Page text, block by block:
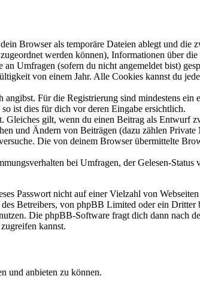
Browser als temporäre Dateien ablegt und die
werden können), Informationen über
Umfragen (sofern du nicht angemeldet bist)
von einem Jahr. Alle Cookies kannst du
Für die Registrierung sind mindestens ein
ist dies für dich vor deren Eingabe ersichtlich.
Gleiches gilt, wenn du einen Beitrag als Entwurf
und Ändern von Beiträgen (dazu zählen
Die von deinem Browser übermittelte
bei Umfragen, der Gelesen-Status
Passwort nicht auf einer Vielzahl von
Betreibers, von phpBB Limited oder ein Dritter
Die phpBB-Software fragt dich dann nach
kannst.
und anbieten zu können.